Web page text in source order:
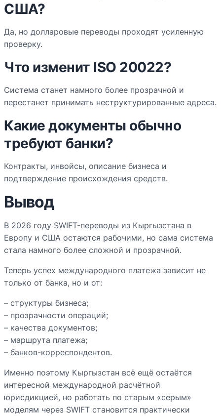
США?
Да, но долларовые переводы проходят усиленную
проверку.
Что изменит ISO 20022?
Система станет намного более прозрачной и
перестанет принимать неструктурированные адреса.
Какие документы обычно
требуют банки?
Контракты, инвойсы, описание бизнеса и
подтверждение происхождения средств.
Вывод
В 2026 году SWIFT-переводы из Кыргызстана в
Европу и США остаются рабочими, но сама система
стала намного более сложной и прозрачной.
Теперь успех международного платежа зависит не
только от банка, но и от:
– структуры бизнеса;
– прозрачности операций;
– качества документов;
– маршрута платежа;
– банков-корреспондентов.
Именно поэтому Кыргызстан всё ещё остаётся
интересной международной расчётной
юрисдикцией, но работать по старым «серым»
моделям через SWIFT становится практически